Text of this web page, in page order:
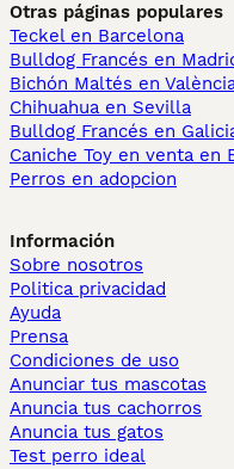
Otras páginas populares
Teckel en Barcelona
Bulldog Francés en
Bichón Maltés en
Chihuahua en Sevilla
Bulldog Francés en
Caniche Toy en venta en
Perros en adopcion
Información
Sobre nosotros
Politica privacidad
Ayuda
Prensa
Condiciones de uso
Anunciar tus mascotas
Anuncia tus cachorros
Anuncia tus gatos
Test perro ideal